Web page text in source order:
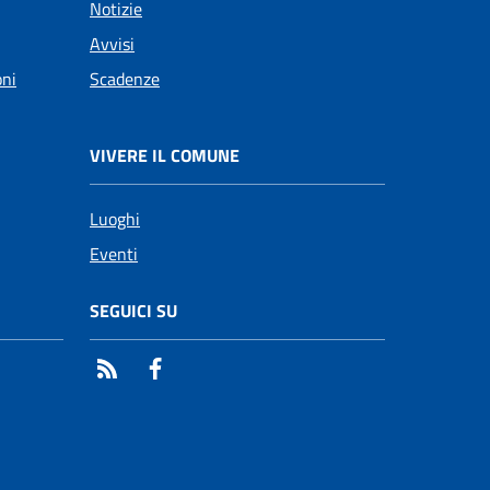
Notizie
Avvisi
Scadenze
VIVERE IL COMUNE
Luoghi
Eventi
SEGUICI SU
RSS